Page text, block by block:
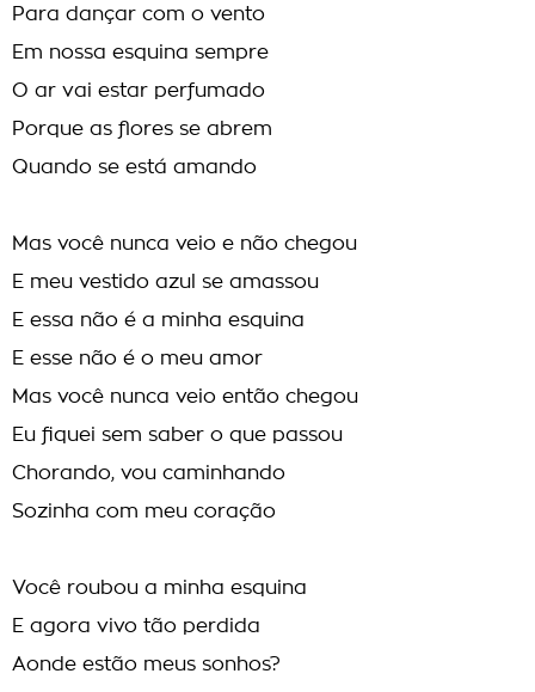
Para dançar com o vento
Em nossa esquina sempre
O ar vai estar perfumado
Porque as flores se abrem
Quando se está amando
Mas você nunca veio e não chegou
E meu vestido azul se amassou
E essa não é a minha esquina
E esse não é o meu amor
Mas você nunca veio então chegou
Eu fiquei sem saber o que passou
Chorando, vou caminhando
Sozinha com meu coração
Você roubou a minha esquina
E agora vivo tão perdida
Aonde estão meus sonhos?